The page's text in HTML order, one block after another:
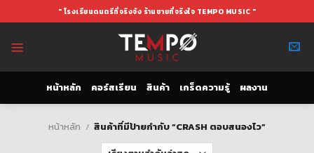
to
" โรงเรียนดนตรีที่จริงจัง ร้านขายที่จริงใจ TEMPO MUSIC "
หน้าหลัก คอร์สเรียน สินค้า เกร็ดความรู้ ผลงาน
หน้าหลัก / สินค้าที่มีป้ายกำกับ “CRASH ตอบสนองไว”